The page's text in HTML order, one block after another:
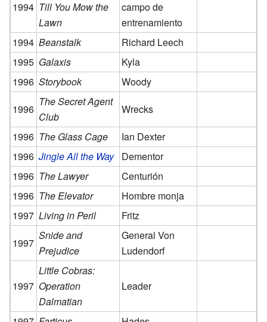
1994 Till You Mow the
Lawn
campo de
entrenamiento
1994 Beanstalk
Richard Leech
1995 Galaxis
Kyla
1996 Storybook
Woody
1996
The Secret Agent
Club
Wrecks
1996 The Glass Cage
Ian Dexter
1996 Jingle All the Way
Dementor
1996 The Lawyer
Centurión
1996 The Elevator
Hombre monja
1997 Living in Peril
Fritz
1997
Snide and
Prejudice
General Von
Ludendorf
1997
Little Cobras:
Operation
Dalmatian
Leader